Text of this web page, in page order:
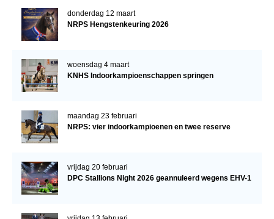
donderdag 12 maart
NRPS Hengstenkeuring 2026
woensdag 4 maart
KNHS Indoorkampioenschappen springen
maandag 23 februari
NRPS: vier indoorkampioenen en twee reserve
vrijdag 20 februari
DPC Stallions Night 2026 geannuleerd wegens EHV-1